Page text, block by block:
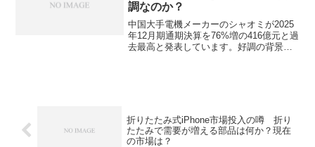
調なのか？
中国大手電機メーカーのシャオミが2025
年12月期通期決算を76%増の416億元と過
去最高と発表しています。好調の背景に
折りたたみ式iPhone市場投入の噂 折り
たたみで需要が増える部品は何か？現在
の市場は？